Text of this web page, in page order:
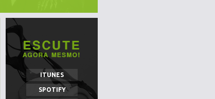
ITUNES
SPOTIFY